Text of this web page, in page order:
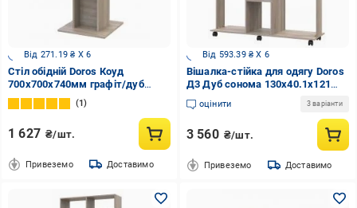
Від 271.19 ₴ X 6
Стіл обідній Doros Коуд
700x700x740мм графіт/дуб
сонома
1
1 627 ₴/шт.
Привеземо Доставимо
Від 593.39 ₴ X 6
Вішалка-стійка для одягу Doros
Д3 Дуб сонома 130х40.1х121
дуб сонома
оцінити 3 варіанти
3 560 ₴/шт.
Привеземо Доставимо